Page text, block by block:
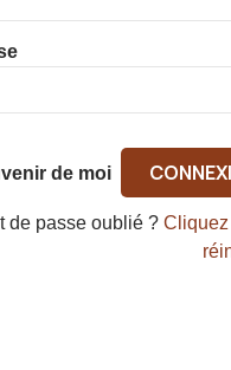
de moi
de passe oublié ?